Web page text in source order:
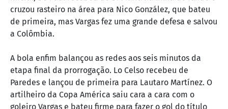
cruzou rasteiro na área para Nico González, que bateu
de primeira, mas Vargas fez uma grande defesa e salvou
a Colômbia.
A bola enfim balançou as redes aos seis minutos da
etapa final da prorrogação. Lo Celso recebeu de
Paredes e lançou de primeira para Lautaro Martínez. O
artilheiro da Copa América saiu cara a cara com o
goleiro Vargas e bateu firme para fazer o gol do título